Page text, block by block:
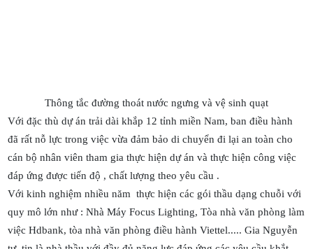
Thông tắc đường thoát nước ngưng và vệ sinh quạt
Với đặc thù dự án trải dài khắp 12 tỉnh miền Nam, ban điều hành
đã rất nỗ lực trong việc vừa đảm bảo di chuyển đi lại an toàn cho
cán bộ nhân viên tham gia thực hiện dự án và thực hiện công việc
đáp ứng được tiến độ , chất lượng theo yêu cầu .
Với kinh nghiệm nhiều năm thực hiện các gói thầu dạng chuỗi với
quy mô lớn như : Nhà Máy Focus Lighting, Tòa nhà văn phòng làm
việc Hdbank, tòa nhà văn phòng điều hành Viettel..... Gia Nguyễn